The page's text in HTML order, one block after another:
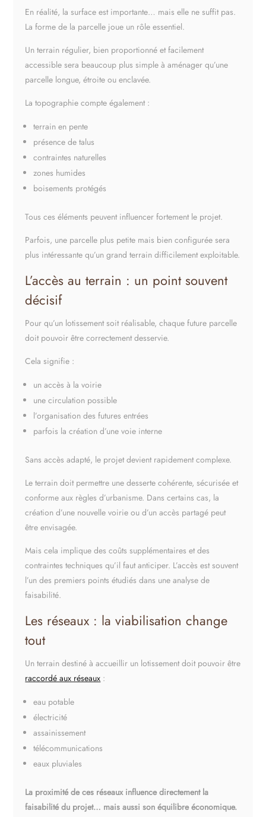
En réalité, la surface est importante… mais elle ne suffit pas.
La forme de la parcelle joue un rôle essentiel.
Un terrain régulier, bien proportionné et facilement
accessible sera beaucoup plus simple à aménager qu’une
parcelle longue, étroite ou enclavée.
La topographie compte également :
terrain en pente
présence de talus
contraintes naturelles
zones humides
boisements protégés
Tous ces éléments peuvent influencer fortement le projet.
Parfois, une parcelle plus petite mais bien configurée sera
plus intéressante qu’un grand terrain difficilement exploitable.
L’accès au terrain : un point souvent
décisif
Pour qu’un lotissement soit réalisable, chaque future parcelle
doit pouvoir être correctement desservie.
Cela signifie :
un accès à la voirie
une circulation possible
l’organisation des futures entrées
parfois la création d’une voie interne
Sans accès adapté, le projet devient rapidement complexe.
Le terrain doit permettre une desserte cohérente, sécurisée et
conforme aux règles d’urbanisme. Dans certains cas, la
création d’une nouvelle voirie ou d’un accès partagé peut
être envisagée.
Mais cela implique des coûts supplémentaires et des
contraintes techniques qu’il faut anticiper. L’accès est souvent
l’un des premiers points étudiés dans une analyse de
faisabilité.
Les réseaux : la viabilisation change
tout
Un terrain destiné à accueillir un lotissement doit pouvoir être
raccordé aux réseaux :
eau potable
électricité
assainissement
télécommunications
eaux pluviales
La proximité de ces réseaux influence directement la
faisabilité du projet… mais aussi son équilibre économique.